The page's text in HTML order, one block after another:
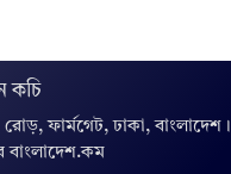
কচি
রোড়, ফার্মগেট, ঢাকা, বাংলাদেশ।
বাংলাদেশ.কম